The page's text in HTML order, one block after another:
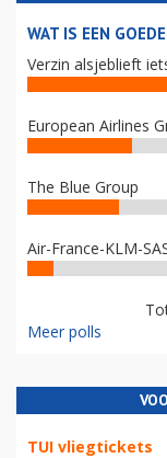
WAT IS EEN
Verzin alsjeblieft
European Airlines
The Blue Group
Air-France-KLM-
Meer polls
TUI vliegtickets